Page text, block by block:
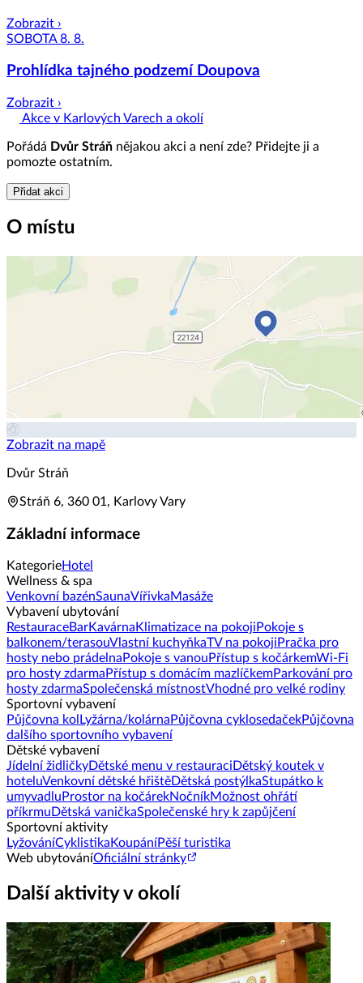
Zobrazit ›
SOBOTA 8. 8.
Prohlídka tajného podzemí Doupova
Zobrazit ›
Akce v Karlových Varech a okolí
Pořádá Dvůr Stráň nějakou akci a není zde? Přidejte ji a
pomozte ostatním.
Přidat akci
O místu
Zobrazit na mapě
Dvůr Stráň
Stráň 6, 360 01, Karlovy Vary
Základní informace
KategorieHotel
Wellness & spa
Venkovní bazénSaunaVířivkaMasáže
Vybavení ubytování
RestauraceBarKavárna Klimatizace na pokoji Pokoje s
balkonem/terasouVlastní kuchyňkaTV na pokoji Pračka pro
hosty nebo prádelna Pokoje s vanou Přístup s kočárkemWi-Fi
pro hosty zdarma Přístup s domácím mazlíčkemParkování pro
hosty zdarmaSpolečenská místnostVhodné pro velké rodiny
Sportovní vybavení
Půjčovna kol Lyžárna/kolárna Půjčovna cyklosedačekPůjčovna
dalšího sportovního vybavení
Dětské vybavení
Jídelní židličkyDětské menu v restauraci Dětský koutek v
hoteluVenkovní dětské hřištěDětská postýlkaStupátko k
umyvadlu Prostor na kočárekNočníkMožnost ohřátí
příkrmu Dětská vaničkaSpolečenské hry k zapůjčení
Sportovní aktivity
LyžováníCyklistika KoupáníPěší turistika
Web ubytováníOficiální stránky
Další aktivity v okolí